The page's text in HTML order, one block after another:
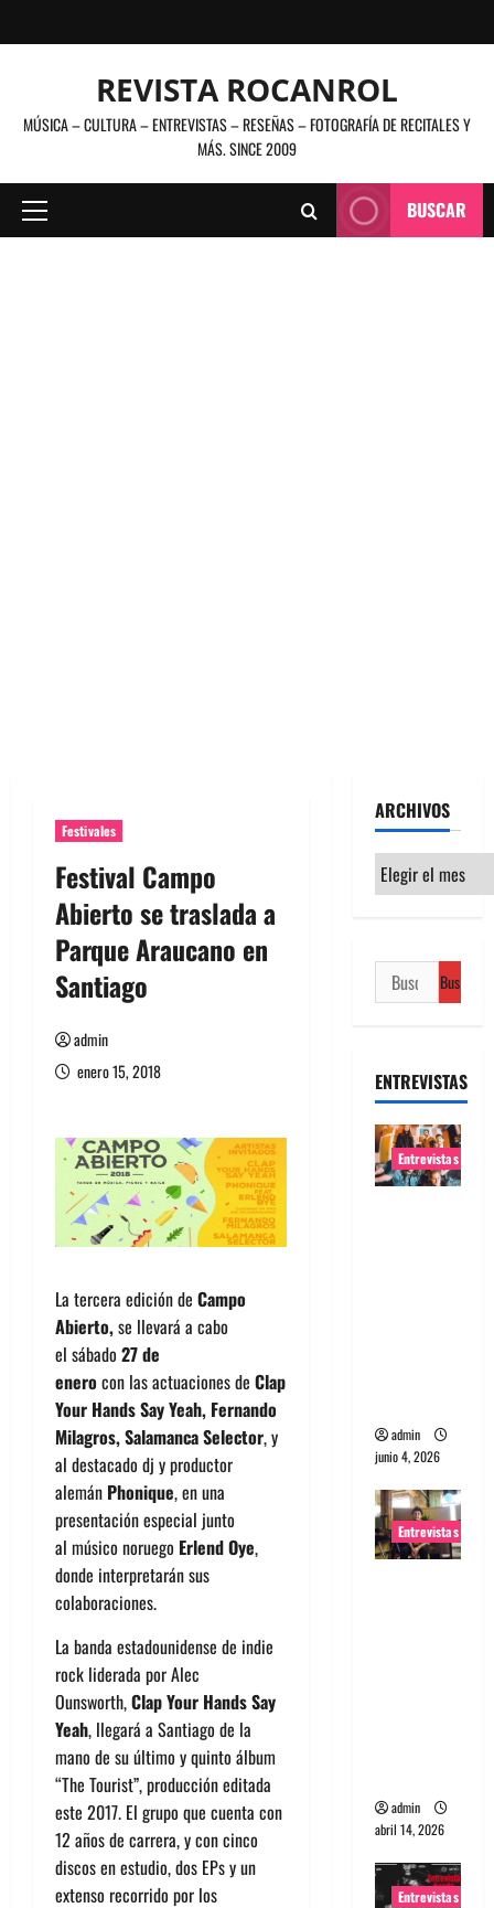
al
REVISTA ROCANROL
MÚSICA – CULTURA – ENTREVISTAS – RESEÑAS – FOTOGRAFÍA DE RECITALES Y
MÁS. SINCE 2009
Menú
BUSCAR
Festivales
Festival Campo
Abierto se traslada a
Parque Araucano en
Santiago
admin
enero 15, 2018
La tercera edición de Campo
Abierto,se llevará a cabo
el sábado 27 de
enerocon las actuaciones de Clap
Your Hands Say Yeah, Fernando
Milagros, Salamanca Selector, y
al destacado dj y productor
alemán Phonique, en una
presentación especial junto
al músico noruego Erlend Oye,
donde interpretarán sus
colaboraciones.
La banda estadounidense de indie
rock liderada por Alec
Ounsworth,Clap Your Hands Say
Yeah, llegará a Santiago de la
mano de su último y quinto álbum
“The Tourist”, producción editada
este 2017. El grupo que cuenta con
12 años de carrera, y con cinco
discos en estudio, dos EPs y un
extenso recorrido por los
ARCHIVOS
Archivos
Buscar:
ENTREVISTAS
Entrevistas
admin
junio 4, 2026
Entrevistas
admin
abril 14, 2026
Entrevistas